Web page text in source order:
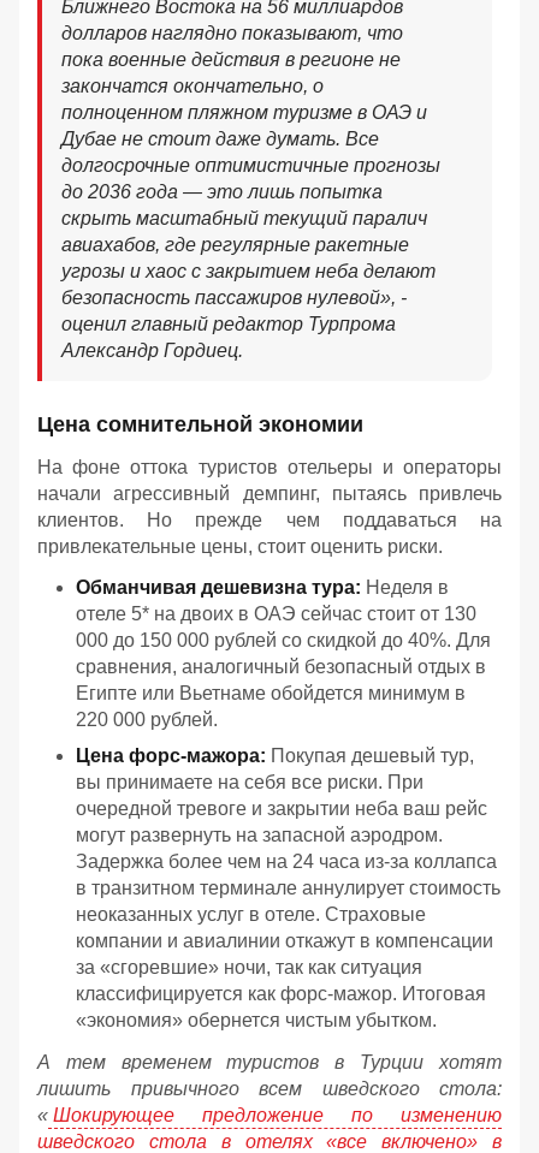
Ближнего Востока на 56 миллиардов
долларов наглядно показывают, что
пока военные действия в регионе не
закончатся окончательно, о
полноценном пляжном туризме в ОАЭ и
Дубае не стоит даже думать. Все
долгосрочные оптимистичные прогнозы
до 2036 года — это лишь попытка
скрыть масштабный текущий паралич
авиахабов, где регулярные ракетные
угрозы и хаос с закрытием неба делают
безопасность пассажиров нулевой», -
оценил главный редактор Турпрома
Александр Гордиец.
Цена сомнительной экономии
На фоне оттока туристов отельеры и операторы
начали агрессивный демпинг, пытаясь привлечь
клиентов. Но прежде чем поддаваться на
привлекательные цены, стоит оценить риски.
Обманчивая дешевизна тура: Неделя в
отеле 5* на двоих в ОАЭ сейчас стоит от 130
000 до 150 000 рублей со скидкой до 40%. Для
сравнения, аналогичный безопасный отдых в
Египте или Вьетнаме обойдется минимум в
220 000 рублей.
Цена форс-мажора: Покупая дешевый тур,
вы принимаете на себя все риски. При
очередной тревоге и закрытии неба ваш рейс
могут развернуть на запасной аэродром.
Задержка более чем на 24 часа из-за коллапса
в транзитном терминале аннулирует стоимость
неоказанных услуг в отеле. Страховые
компании и авиалинии откажут в компенсации
за «сгоревшие» ночи, так как ситуация
классифицируется как форс-мажор. Итоговая
«экономия» обернется чистым убытком.
А тем временем туристов в Турции хотят
лишить привычного всем шведского стола:
« Шокирующее предложение по изменению
шведского стола в отелях «все включено» в